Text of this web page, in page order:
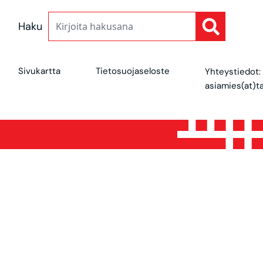
Haku
Sivukartta Tietosuojaseloste
Yhteystiedot: